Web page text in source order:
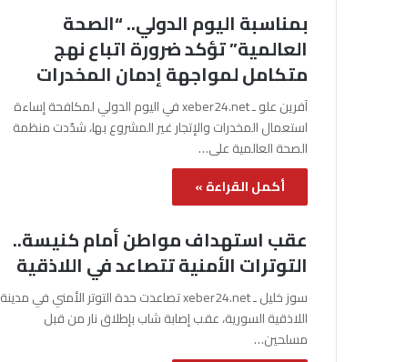
بمناسبة اليوم الدولي.. “الصحة
العالمية” تؤكد ضرورة اتباع نهج
متكامل لمواجهة إدمان المخدرات
آفرين علو ـ xeber24.net في اليوم الدولي لمكافحة إساءة
استعمال المخدرات والإتجار غير المشروع بها، شدّدت منظمة
الصحة العالمية على…
أكمل القراءة »
عقب استهداف مواطن أمام كنيسة..
التوترات الأمنية تتصاعد في اللاذقية
سوز خليل ـ xeber24.net تصاعدت حدة التوتر الأمني في مدينة
اللاذقية السورية، عقب إصابة شاب بإطلاق نار من قبل
مسلحين…